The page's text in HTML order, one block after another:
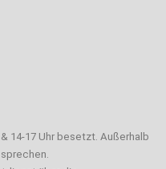
14-17 Uhr besetzt. Außerhalb